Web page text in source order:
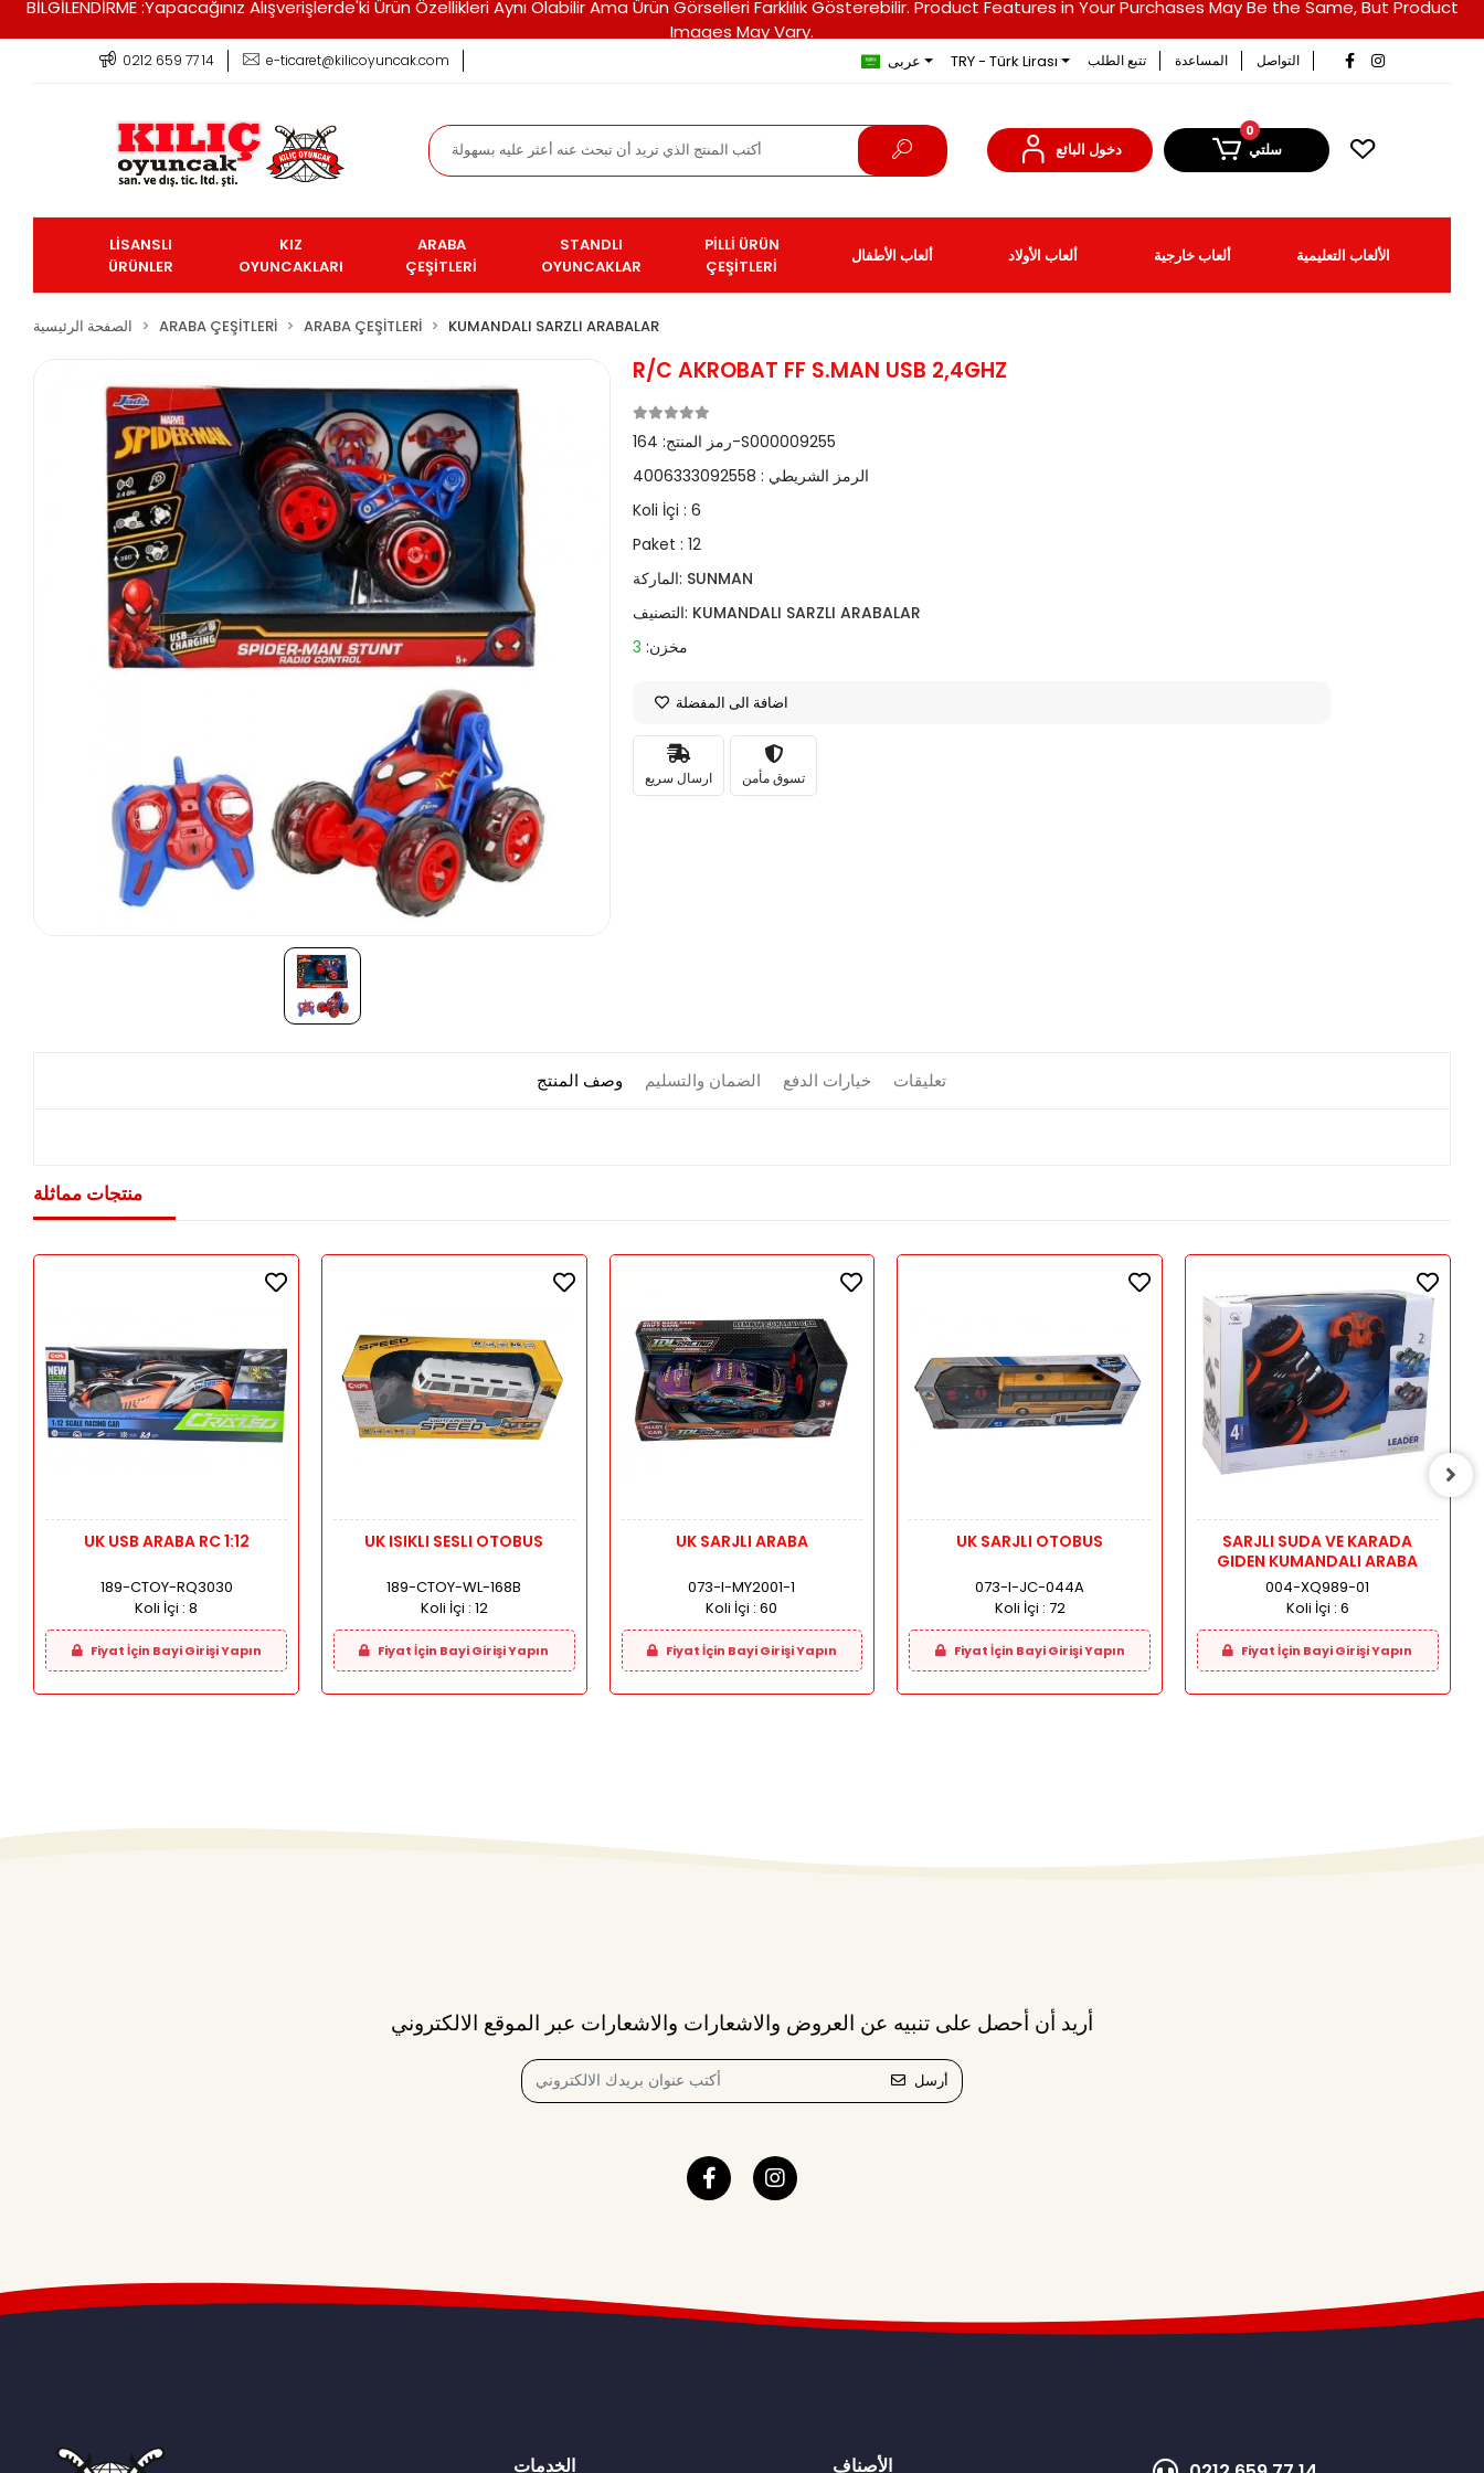
BİLGİLENDİRME :Yapacağınız Alışverişlerde'ki Ürün Özellikleri Aynı Olabilir Ama Ürün Görselleri Farklılık Gösterebilir. Product Features in Your Purchases May Be the Same, But Product
Images May Vary.
0212 659 77 14 e-ticaret@kilicoyuncak.com عربى TRY - Türk Lirası تتبع الطلب المساعدة التواصل
دخول البائع
0
سلتي
LİSANSLI
ÜRÜNLER
KIZ
OYUNCAKLARI
ARABA
ÇEŞİTLERİ
STANDLI
OYUNCAKLAR
PİLLİ ÜRÜN
ÇEŞİTLERİ
ألعاب الأطفال ألعاب الأولاد ألعاب خارجية الألعاب التعليمية
الصفحة الرئيسية ARABA ÇEŞİTLERİ ARABA ÇEŞİTLERİ KUMANDALI SARZLI ARABALAR
R/C AKROBAT FF S.MAN USB 2,4GHZ
رمز المنتج:164-S000009255
الرمز الشريطي : 4006333092558
Koli İçi :6
Paket :12
الماركة: SUNMAN
التصنيف: KUMANDALI SARZLI ARABALAR
مخزن: 3
اضافة الى المفضلة
ارسال سريع تسوق مأمن
وصف المنتج الضمان والتسليم خيارات الدفع تعليقات
منتجات مماثلة
UK USB ARABA RC 1:12
189-CTOY-RQ3030
Koli İçi :8
Fiyat İçin Bayi Girişi Yapın
UK ISIKLI SESLI OTOBUS
189-CTOY-WL-168B
Koli İçi : 12
Fiyat İçin Bayi Girişi Yapın
UK SARJLI ARABA
073-I-MY2001-1
Koli İçi :60
Fiyat İçin Bayi Girişi Yapın
UK SARJLI OTOBUS
073-I-JC-044A
Koli İçi : 72
Fiyat İçin Bayi Girişi Yapın
SARJLI SUDA VE KARADA
GIDEN KUMANDALI ARABA
004-XQ989-01
Koli İçi : 6
Fiyat İçin Bayi Girişi Yapın
أريد أن أحصل على تنبيه عن العروض والاشعارات والاشعارات عبر الموقع الالكتروني
أرسل
الخدمات الأصناف